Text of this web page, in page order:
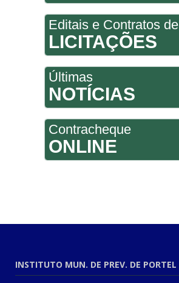
Editais e Contratos de
LICITAÇÕES
Últimas
NOTÍCIAS
Contracheque
ONLINE
INSTITUTO MUN. DE PREV. DE PORTEL